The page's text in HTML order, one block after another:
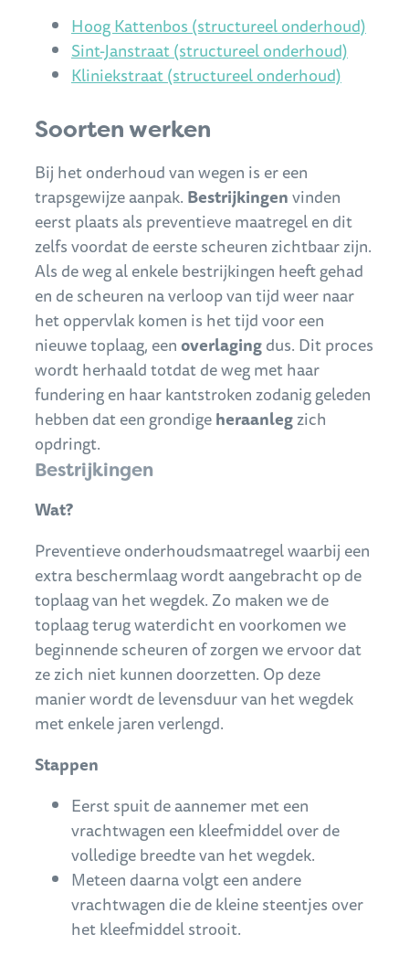
Hoog Kattenbos (structureel onderhoud)
Sint-Janstraat (structureel onderhoud)
Kliniekstraat (structureel onderhoud)
Soorten werken
Bij het onderhoud van wegen is er een
trapsgewijze aanpak. Bestrijkingenvinden
eerst plaats als preventieve maatregel en dit
zelfs voordat de eerste scheuren zichtbaar zijn.
Als de weg al enkele bestrijkingen heeft gehad
en de scheuren na verloop van tijd weer naar
het oppervlak komen is het tijd voor een
nieuwe toplaag, eenoverlagingdus. Dit proces
wordt herhaald totdat de weg met haar
fundering en haar kantstroken zodanig geleden
hebben dat een grondigeheraanlegzich
opdringt.
Bestrijkingen
Wat?
Preventieve onderhoudsmaatregel waarbij een
extra beschermlaag wordt aangebracht op de
toplaag van het wegdek. Zo maken we de
toplaag terug waterdicht en voorkomen we
beginnende scheuren of zorgen we ervoor dat
ze zich niet kunnen doorzetten. Op deze
manier wordt de levensduur van het wegdek
met enkele jaren verlengd.
Stappen
Eerst spuit de aannemer met een
vrachtwagen een kleefmiddel over de
volledige breedte van het wegdek.
Meteen daarna volgt een andere
vrachtwagen die de kleine steentjes over
het kleefmiddel strooit.